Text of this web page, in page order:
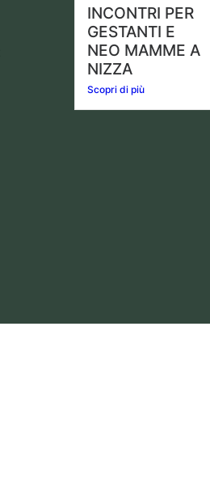
INCONTRI PER
GESTANTI E
NEO MAMME A
NIZZA
Scopri di più